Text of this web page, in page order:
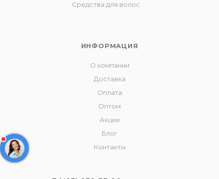
Средства для волос
ИНФОРМАЦИЯ
О компании
Доставка
Оплата
Оптом
Акции
Блог
Контакты